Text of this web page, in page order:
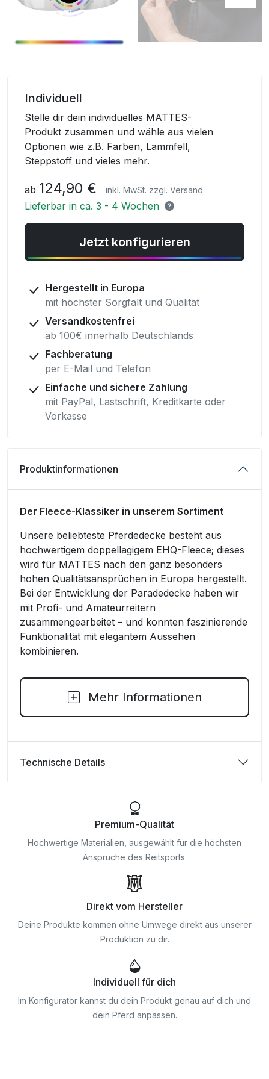
beginning
gallery
Individuell
Stelle dir dein individuelles MATTES-
Produkt zusammen und wähle aus vielen
Optionen wie z.B. Farben, Lammfell,
Steppstoff und vieles mehr.
ab 124,90 € inkl. MwSt. zzgl. Versand
Lieferbar in ca. 3 - 4 Wochen
Jetzt konfigurieren
Hergestellt in Europa
mit höchster Sorgfalt und Qualität
Versandkostenfrei
ab 100€ innerhalb Deutschlands
Fachberatung
per E-Mail und Telefon
Einfache und sichere Zahlung
mit PayPal, Lastschrift, Kreditkarte oder
Vorkasse
Produktinformationen
Der Fleece-Klassiker in unserem Sortiment
Unsere beliebteste Pferdedecke besteht aus
hochwertigem doppellagigem EHQ-Fleece; dieses
wird für MATTES nach den ganz besonders
hohen Qualitätsansprüchen in Europa hergestellt.
Bei der Entwicklung der Paradedecke haben wir
mit Profi- und Amateurreitern
zusammengearbeitet – und konnten faszinierende
Funktionalität mit elegantem Aussehen
kombinieren.
Mehr Informationen
Technische Details
Premium-Qualität
Hochwertige Materialien, ausgewählt für die höchsten
Ansprüche des Reitsports.
Direkt vom Hersteller
Deine Produkte kommen ohne Umwege direkt aus unserer
Produktion zu dir.
Individuell für dich
Im Konfigurator kannst du dein Produkt genau auf dich und
dein Pferd anpassen.